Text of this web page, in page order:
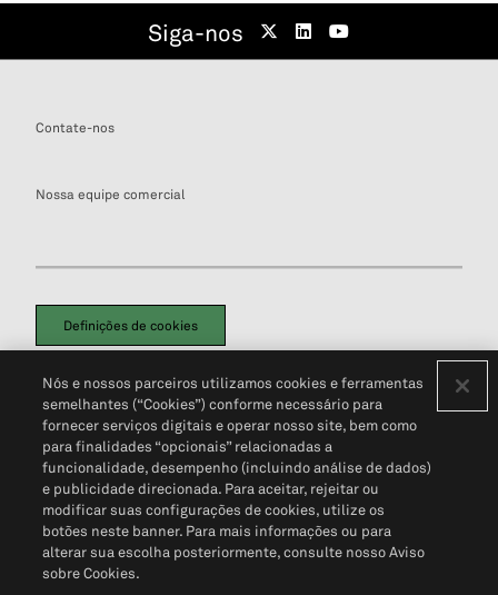
Siga-nos
Contate-nos
Nossa equipe comercial
Definições de cookies
Política de PrivacidadePortal de privacidade do cliente (em inglês)
Não Venda Minhas Informações Pessoais© 2026 S&P Global
Nós e nossos parceiros utilizamos cookies e ferramentas
semelhantes (“Cookies”) conforme necessário para
fornecer serviços digitais e operar nosso site, bem como
para finalidades “opcionais” relacionadas a
funcionalidade, desempenho (incluindo análise de dados)
e publicidade direcionada. Para aceitar, rejeitar ou
modificar suas configurações de cookies, utilize os
botões neste banner. Para mais informações ou para
alterar sua escolha posteriormente, consulte nosso Aviso
sobre Cookies.